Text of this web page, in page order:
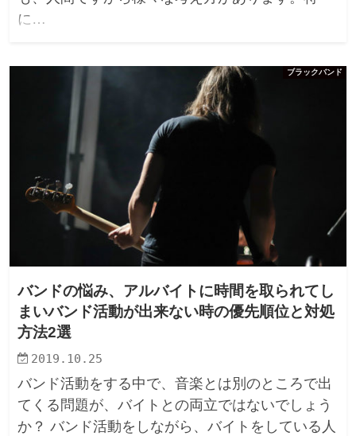
に…
ブラックバンド
バンドの悩み、アルバイトに時間を取られてし
まいバンド活動が出来ない時の優先順位と対処
方法2選
2019.10.25
バンド活動をする中で、音楽とは別のところで出
てくる問題が、バイトとの両立ではないでしょう
か？ バンド活動をしながら、バイトをしている人